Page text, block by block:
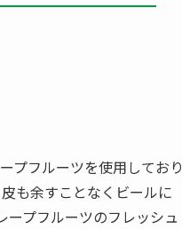
プフルーツを使用しており
も余すことなくビールに
ープフルーツのフレッシュ